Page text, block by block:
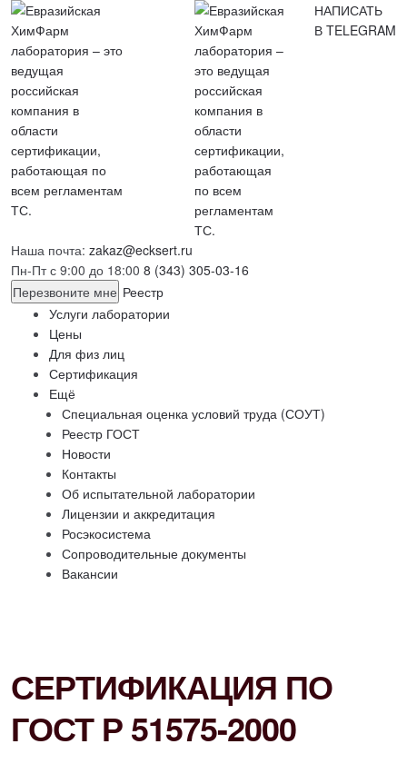
НАПИСАТЬ
В TELEGRAM
Наша почта: zakaz@ecksert.ru
Пн-Пт с 9:00 до 18:00 8 (343) 305-03-16
Перезвоните мне Реестр
Услуги лаборатории
Цены
Для физ лиц
Сертификация
Ещё
Специальная оценка условий труда (СОУТ)
Реестр ГОСТ
Новости
Контакты
Об испытательной лаборатории
Лицензии и аккредитация
Росэкосистема
Сопроводительные документы
Вакансии
СЕРТИФИКАЦИЯ ПО
ГОСТ Р 51575-2000